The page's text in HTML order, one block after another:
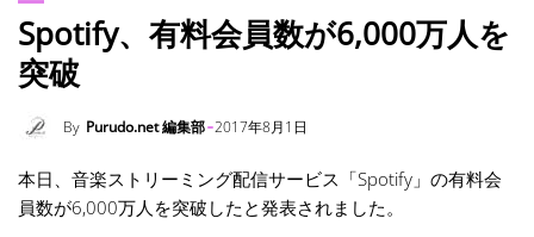
Spotify、有料会員数が6,000万人を
突破
By Purudo.net 編集部 2017年8月1日
本日、音楽ストリーミング配信サービス「Spotify」の有料会
員数が6,000万人を突破したと発表されました。